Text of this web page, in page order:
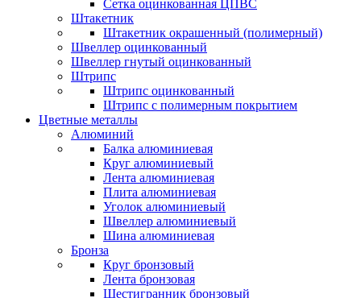
Сетка оцинкованная ЦПВС
Штакетник
Штакетник окрашенный (полимерный)
Швеллер оцинкованный
Швеллер гнутый оцинкованный
Штрипс
Штрипс оцинкованный
Штрипс с полимерным покрытием
Цветные металлы
Алюминий
Балка алюминиевая
Круг алюминиевый
Лента алюминиевая
Плита алюминиевая
Уголок алюминиевый
Швеллер алюминиевый
Шина алюминиевая
Бронза
Круг бронзовый
Лента бронзовая
Шестигранник бронзовый